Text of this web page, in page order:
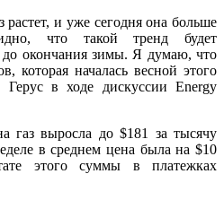
и уже сегодня она больше
что такой тренд будет
окончания зимы. Я думаю, что
которая началась весной этого
Герус в ходе дискуссии Energy
газ выросла до $181 за тысячу
в среднем цена была на $10
этого суммы в платежках